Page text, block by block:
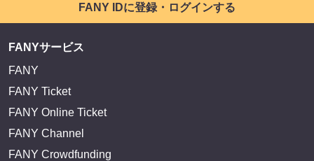
FANY IDに登録・ログインする
FANYサービス
FANY
FANY Ticket
FANY Online Ticket
FANY Channel
FANY Crowdfunding